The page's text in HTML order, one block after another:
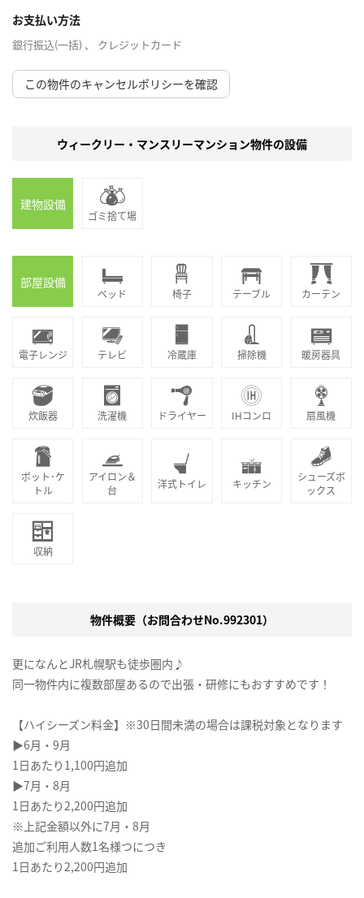
お支払い方法
銀行振込(一括) 、 クレジットカード
この物件のキャンセルポリシーを確認
ウィークリー・マンスリーマンション物件の設備
建物設備
ゴミ捨て場
部屋設備
ベッド 椅子 テーブル カーテン
電子レンジ テレビ 冷蔵庫 掃除機 暖房器具
炊飯器 洗濯機 ドライヤー IHコンロ 扇風機
ポット･ケ
トル
アイロン＆
台
洋式トイレ キッチン
シューズボ
ックス
収納
物件概要（お問合わせNo.992301）
更になんとJR札幌駅も徒歩圏内♪
同一物件内に複数部屋あるので出張・研修にもおすすめです！
【ハイシーズン料金】※30日間未満の場合は課税対象となります
▶6月・9月
1日あたり1,100円追加
▶7月・8月
1日あたり2,200円追加
※上記金額以外に7月・8月
追加ご利用人数1名様つにつき
1日あたり2,200円追加